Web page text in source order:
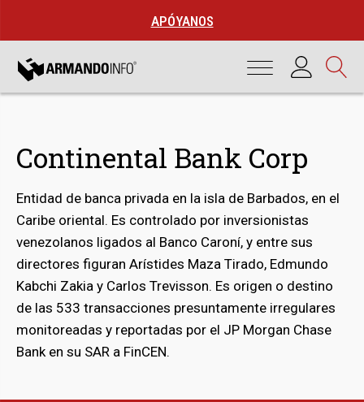
APÓYANOS
Continental Bank Corp
Entidad de banca privada en la isla de Barbados, en el
Caribe oriental. Es controlado por inversionistas
venezolanos ligados al Banco Caroní, y entre sus
directores figuran Arístides Maza Tirado, Edmundo
Kabchi Zakia y Carlos Trevisson. Es origen o destino
de las 533 transacciones presuntamente irregulares
monitoreadas y reportadas por el JP Morgan Chase
Bank en su SAR a FinCEN.